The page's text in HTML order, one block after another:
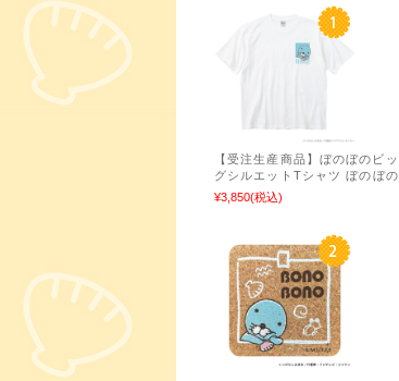
【受注生産商品】ぼのぼのビッ
グシルエットTシャツ ぼのぼの
¥3,850(税込)